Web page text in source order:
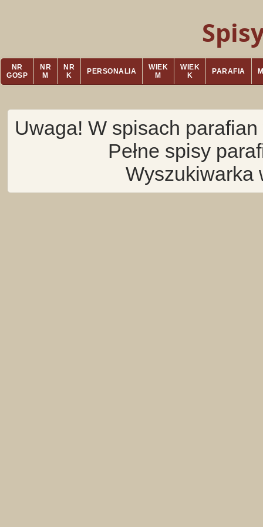
NR
GOSP
NR
M
NR
K
PERSONALIA
WIEK
M
WIEK
K
PARAFIA
Uwaga! W spisach
Pełne spisy
Wyszukiwarka